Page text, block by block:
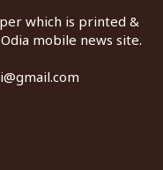
which is printed &
mobile news site.